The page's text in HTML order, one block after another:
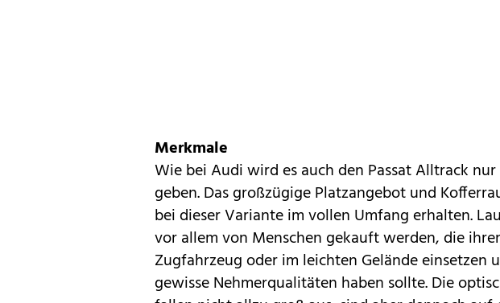
Merkmale
Wie beiAudiwird es auch den Passat Alltrack nur
geben. Das großzügige Platzangebot und
bei dieser Variante im vollen Umfang erhalten.
vor allem von Menschen gekauft werden, die
Zugfahrzeug oder im leichten Gelände einsetzen
gewisse Nehmerqualitäten haben sollte. Die